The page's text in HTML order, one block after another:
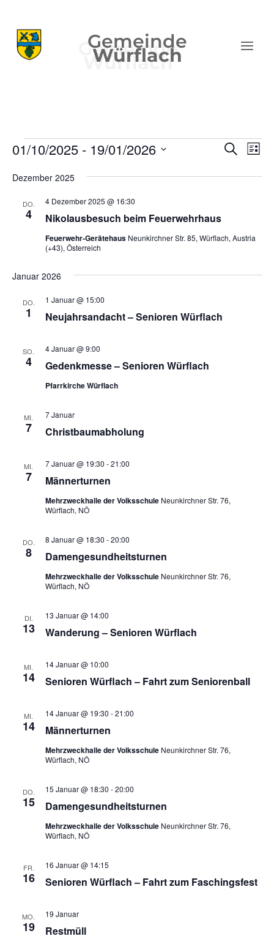
Gemeinde
Würflach
Veranstaltungen
und
SucheListe
01/10/2025 - 19/01/2026
wählen.
Dezember 2025
DO.
4 Nikolausbesuch beim Feuerwehrhaus
4 Dezember 2025 @ 16:30
Feuerwehr-Gerätehaus Neunkirchner Str. 85, Würflach, Austria
(+43), Österreich
Januar 2026
DO.
1 Neujahrsandacht – Senioren Würflach
1 Januar @ 15:00
SO.
4 Gedenkmesse – Senioren Würflach
4 Januar @ 9:00
Pfarrkirche Würflach
MI.
7 Christbaumabholung
7 Januar
MI.
7 Männerturnen
7 Januar @ 19:30 -21:00
Mehrzweckhalle der Volksschule Neunkirchner Str. 76,
Würflach, NÖ
DO.
8 Damengesundheitsturnen
8 Januar @ 18:30 -20:00
Mehrzweckhalle der Volksschule Neunkirchner Str. 76,
Würflach, NÖ
DI.
13 Wanderung – Senioren Würflach
13 Januar @ 14:00
MI.
14 Senioren Würflach – Fahrt zum Seniorenball
14 Januar @ 10:00
MI.
14 Männerturnen
14 Januar @ 19:30 -21:00
Mehrzweckhalle der Volksschule Neunkirchner Str. 76,
Würflach, NÖ
DO.
15 Damengesundheitsturnen
15 Januar @ 18:30 -20:00
Mehrzweckhalle der Volksschule Neunkirchner Str. 76,
Würflach, NÖ
FR.
16 Senioren Würflach – Fahrt zum Faschingsfest
16 Januar @ 14:15
MO.
19 Restmüll
19 Januar